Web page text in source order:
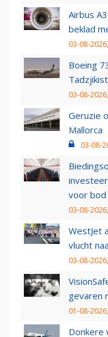
Airbus
beklad
03-08-
Boeing
03-08-
Geruzie
Mallorca
03-08-
voor bod
03-08-
WestJet
vlucht
03-08-
gevaren
01-08-
Donkere